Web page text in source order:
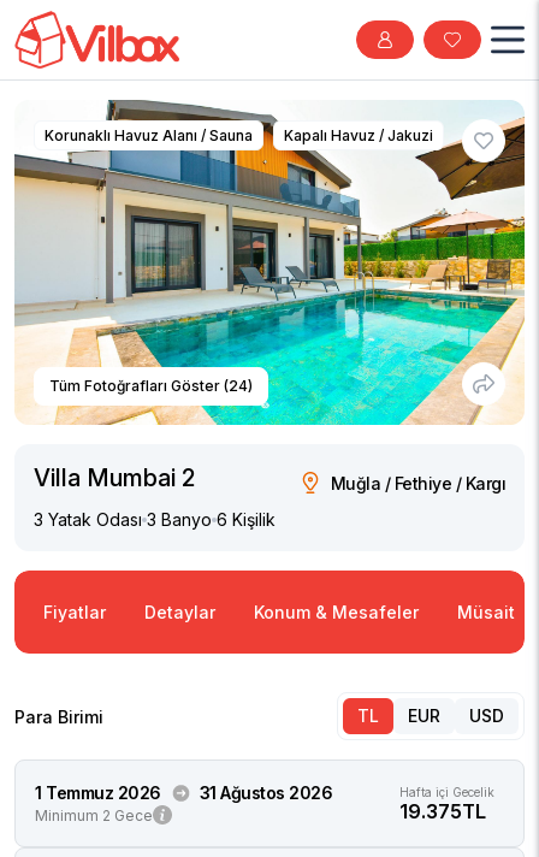
Tüm Fotoğrafları Göster (24)
Korunaklı Havuz Alanı / Sauna Kapalı Havuz / Jakuzi
Villa Mumbai 2
Muğla / Fethiye / Kargı
3 Yatak Odası 3 Banyo 6 Kişilik
Fiyatlar Detaylar Konum & Mesafeler Müsaitlik
Para Birimi TL EUR USD
1 Temmuz 2026 31 Ağustos 2026
Minimum 2 Gece
Hafta içi Gecelik
19.375TL